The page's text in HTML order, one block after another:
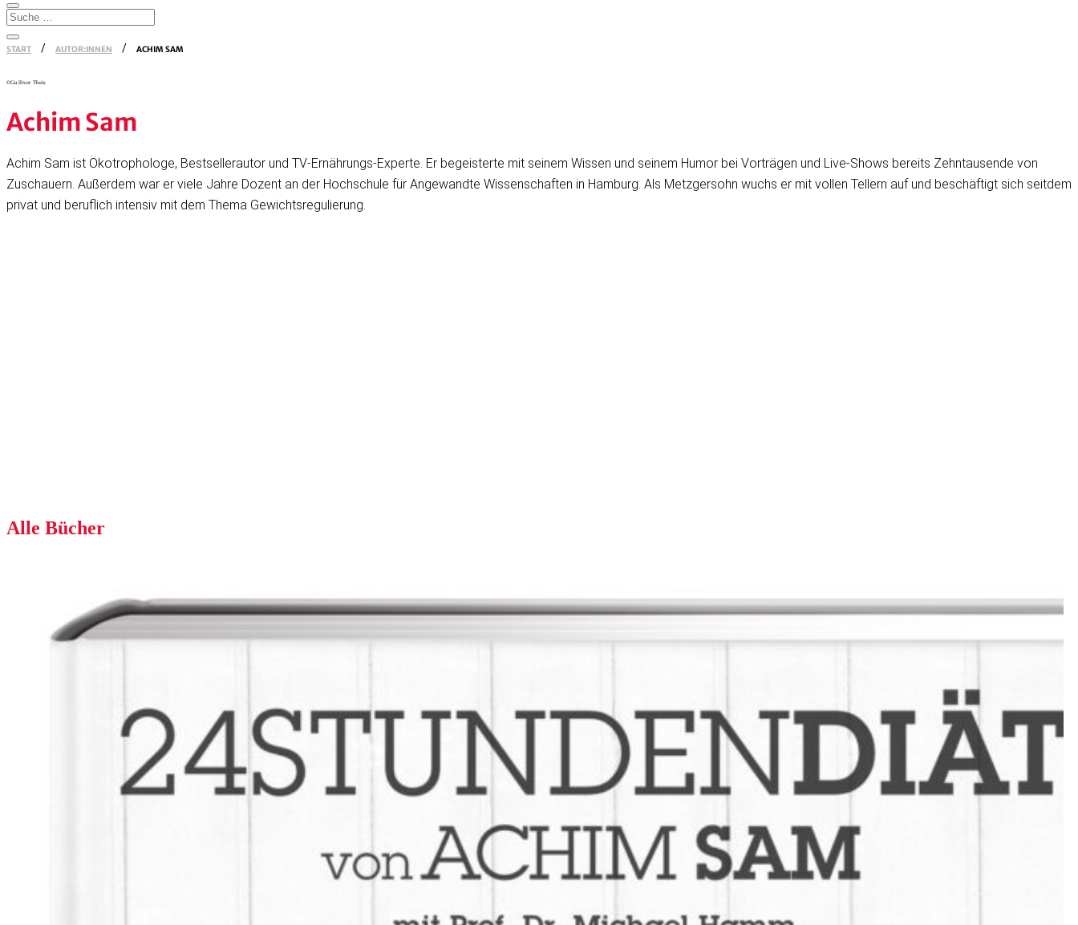
START AUTOR:INNEN ACHIM SAM
©Gulliver Theis
Achim Sam
Achim Sam ist Ökotrophologe, Bestsellerautor und TV-Ernährungs-Experte. Er begeisterte mit seinem Wissen und seinem Humor bei Vorträgen und Live-Shows bereits Zehntausende von
Zuschauern. Außerdem war er viele Jahre Dozent an der Hochschule für Angewandte Wissenschaften in Hamburg. Als Metzgersohn wuchs er mit vollen Tellern auf und beschäftigt sich seitdem
privat und beruflich intensiv mit dem Thema Gewichtsregulierung.
Alle Bücher